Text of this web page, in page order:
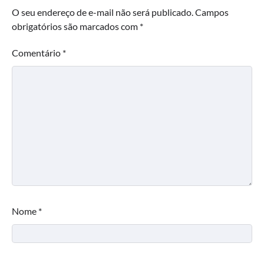
O seu endereço de e-mail não será publicado.Campos
obrigatórios são marcados com *
Comentário *
Nome *